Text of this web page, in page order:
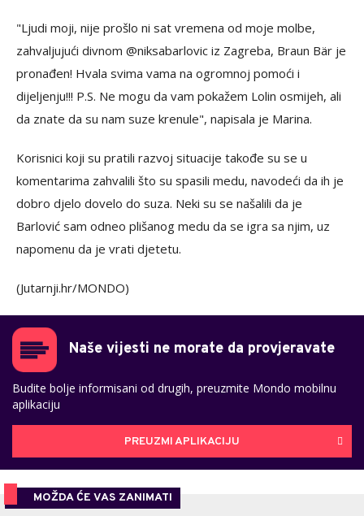
"Ljudi moji, nije prošlo ni sat vremena od moje molbe,
zahvaljujući divnom @niksabarlovic iz Zagreba, Braun Bär je
pronađen! Hvala svima vama na ogromnoj pomoći i
dijeljenju!!! P.S. Ne mogu da vam pokažem Lolin osmijeh, ali
da znate da su nam suze krenule", napisala je Marina.
Korisnici koji su pratili razvoj situacije takođe su se u
komentarima zahvalili što su spasili medu, navodeći da ih je
dobro djelo dovelo do suza. Neki su se našalili da je
Barlović sam odneo plišanog medu da se igra sa njim, uz
napomenu da je vrati djetetu.
(Jutarnji.hr/MONDO)
Naše vijesti ne morate da provjeravate
Budite bolje informisani od drugih, preuzmite Mondo mobilnu
aplikaciju
PREUZMI APLIKACIJU
MOŽDA ĆE VAS ZANIMATI